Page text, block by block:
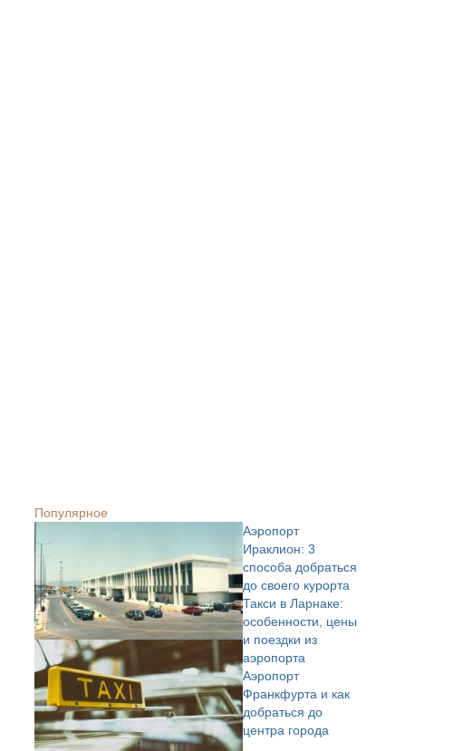
Популярное
Аэропорт
Ираклион: 3
способа добраться
до своего курорта
Такси в Ларнаке:
особенности, цены
и поездки из
аэропорта
Аэропорт
Франкфурта и как
добраться до
центра города